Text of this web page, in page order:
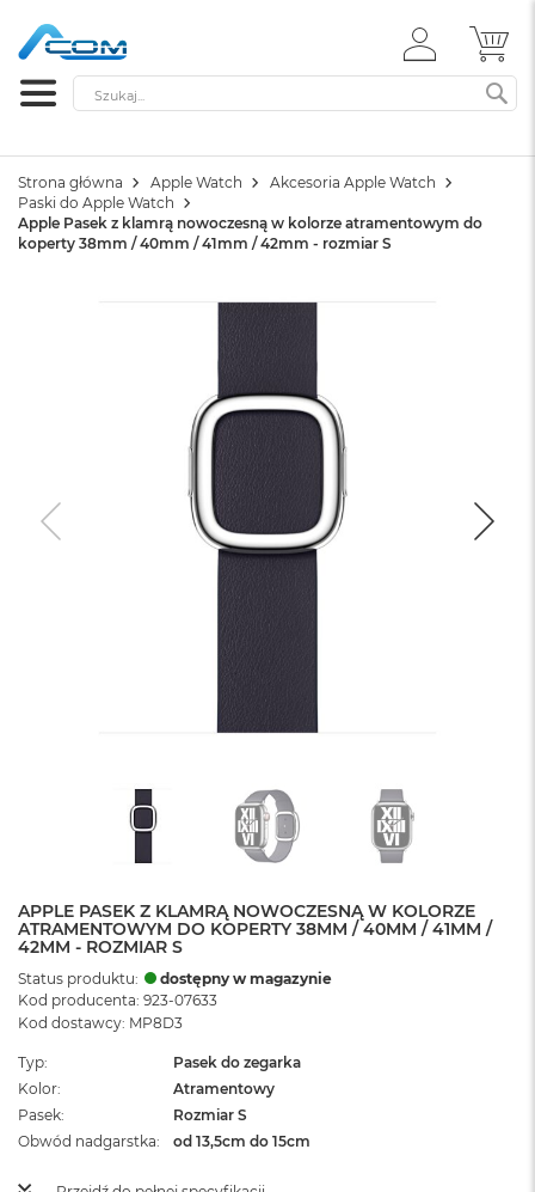
ZALOGUJ
SIĘ
Szukaj
Strona główna Apple Watch
Akcesoria Apple Watch
Paski do Apple Watch
Apple Pasek z klamrą nowoczesną w kolorze atramentowym do
koperty 38mm / 40mm / 41mm / 42mm - rozmiar S
APPLE PASEK Z KLAMRĄ NOWOCZESNĄ W KOLORZE
ATRAMENTOWYM DO KOPERTY 38MM / 40MM / 41MM /
42MM - ROZMIAR S
Status produktu:
dostępny w magazynie
Kod producenta: 923-07633
Kod dostawcy: MP8D3
Typ
Pasek do zegarka
Kolor
Atramentowy
Pasek
Rozmiar S
Obwód nadgarstka
od 13,5cm do 15cm